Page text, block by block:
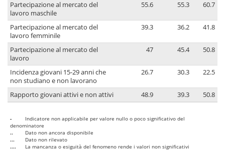
Partecipazione al mercato del
lavoro maschile
55.6 55.3 60.7
Partecipazione al mercato del
lavoro femminile
39.3 36.2 41.8
Partecipazione al mercato del
lavoro
47 45.4 50.8
Incidenza giovani 15-29 anni che
non studiano e non lavorano
26.7 30.3 22.5
Rapporto giovani attivi e non attivi 48.9 39.3 50.8
-
Indicatore non applicabile per valore nullo o poco significativo del
denominatore
..
Dato non ancora disponibile
...
Dato non rilevato
....
La mancanza o esiguità del fenomeno rende i valori non significativi